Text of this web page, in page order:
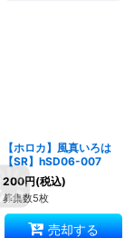
【ホロカ】風真いろは
【SR】hSD06-007
200円(税込)
募集数5枚
売却する